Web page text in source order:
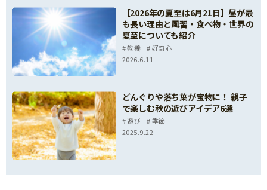
【2026年の夏至は6月21日】昼が最
も長い理由と風習・食べ物・世界の
夏至についても紹介
教養
好奇心
2026.6.11
どんぐりや落ち葉が宝物に！ 親子
で楽しむ秋の遊びアイデア6選
遊び
季節
2025.9.22